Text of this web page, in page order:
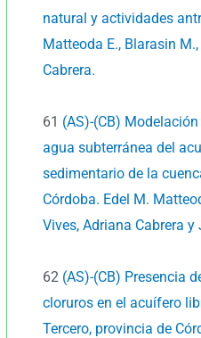
natural y actividades
Matteoda E., Blarasin
Cabrera.
61 (AS)-(CB)
agua subterránea del
sedimentario de la
Córdoba. Edel M.
Vives, Adriana Cabrera y
62 (AS)-(CB) Presencia
cloruros en el acuífero
Tercero, provincia de